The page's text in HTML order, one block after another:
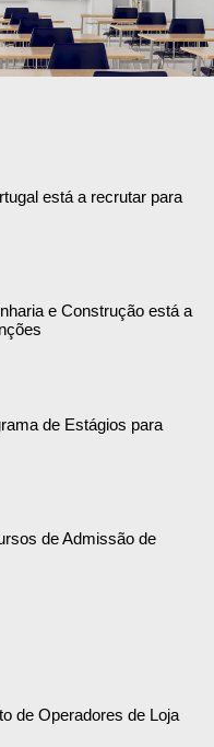
está a recrutar para
e Construção está a
de Estágios para
de Admissão de
de Operadores de Loja